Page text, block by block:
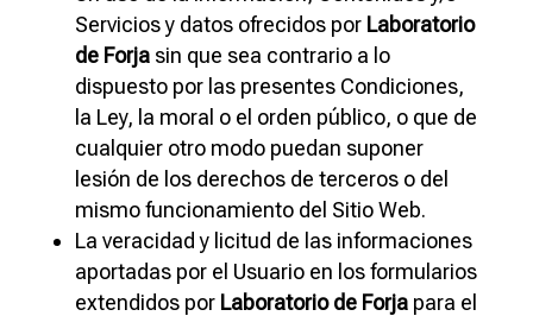
Servicios y datos ofrecidos por Laboratorio
de Forjasin que sea contrario a lo
dispuesto por las presentes Condiciones,
la Ley, la moral o el orden público, o que de
cualquier otro modo puedan suponer
lesión de los derechos de terceros o del
mismo funcionamiento del Sitio Web.
La veracidad y licitud de las informaciones
aportadas por el Usuario en los formularios
extendidos por Laboratorio de Forjapara el